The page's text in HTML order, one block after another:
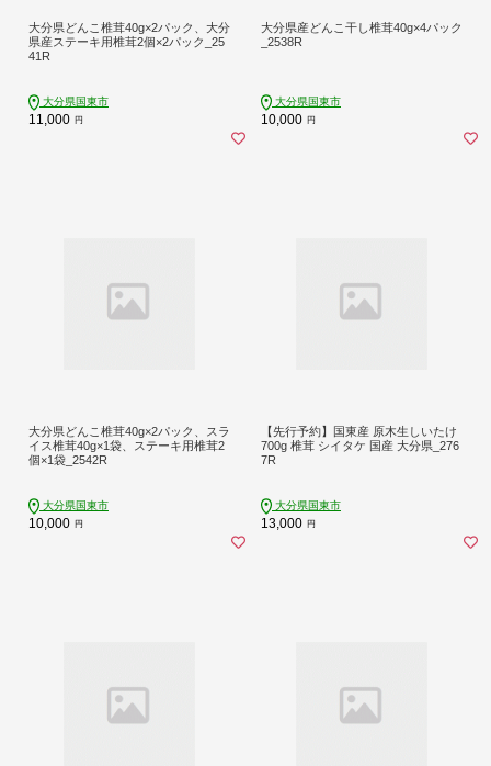
大分県どんこ椎茸40g×2パック、大分
県産ステーキ用椎茸2個×2パック_25
41R
大分県国東市
11,000 円
大分県産どんこ干し椎茸40g×4パック
_2538R
大分県国東市
10,000 円
大分県どんこ椎茸40g×2パック、スラ
イス椎茸40g×1袋、ステーキ用椎茸2
個×1袋_2542R
大分県国東市
10,000 円
【先行予約】国東産 原木生しいたけ
700g 椎茸 シイタケ 国産 大分県_276
7R
大分県国東市
13,000 円